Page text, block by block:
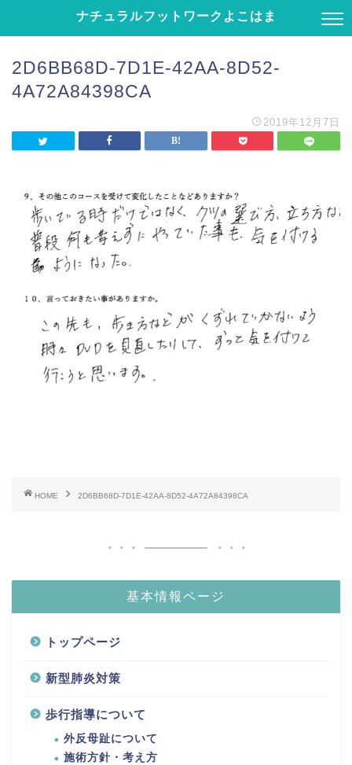
ナチュラルフットワークよこはま
2D6BB68D-7D1E-42AA-8D52-
4A72A84398CA
2019年12月7日
HOME 2D6BB68D-7D1E-42AA-8D52-4A72A84398CA
基本情報ページ
トップページ
新型肺炎対策
歩行指導について
外反母趾について
施術方針・考え方